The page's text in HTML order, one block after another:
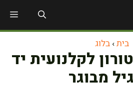
בית› בלוג
לקלנועית יד